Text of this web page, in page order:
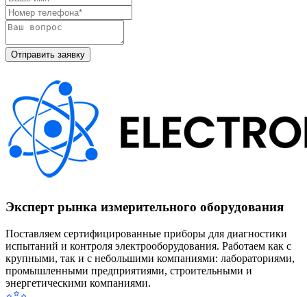
Эксперт рынка измерительного оборудования
Поставляем сертифицированные приборы для диагностики
испытаний и контроля электрооборудования. Работаем как с
крупными, так и с небольшими компаниями: лабораториями,
промышленными предприятиями, строительными и
энергетическими компаниями.